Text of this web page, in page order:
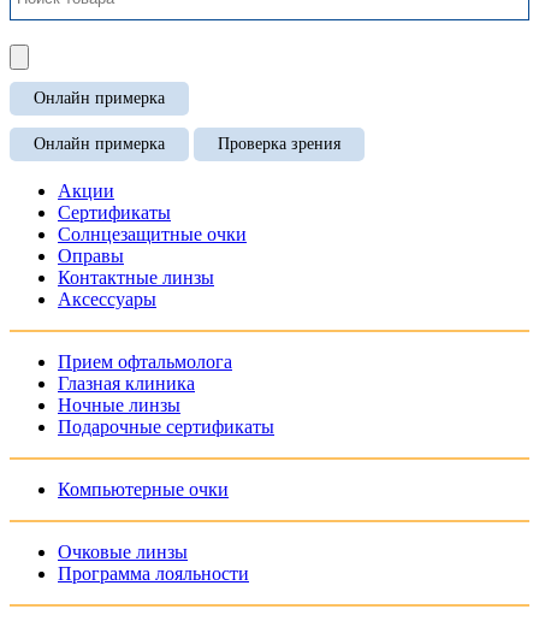
Онлайн примерка
Онлайн примерка Проверка зрения
Акции
Сертификаты
Солнцезащитные очки
Оправы
Контактные линзы
Аксессуары
Прием офтальмолога
Глазная клиника
Ночные линзы
Подарочные сертификаты
Компьютерные очки
Очковые линзы
Программа лояльности